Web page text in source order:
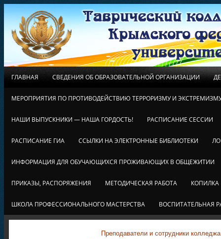
ГЛАВНАЯ СВЕДЕНИЯ ОБ ОБРАЗОВАТЕЛЬНОЙ ОРГАНИЗАЦИИ
МЕРОПРИЯТИЯ ПО ПРОТИВОДЕЙСТВИЮ ТЕРРОРИЗМУ И
НАШИ ВЫПУСКНИКИ — НАША ГОРДОСТЬ! РАСПИСАНИЕ СЕССИИ
РАСПИСАНИЕ ГИА ССЫЛКИ НА ЭЛЕКТРОННЫЕ БИБЛИОТЕКИ
ИНФОРМАЦИЯ ДЛЯ ОБУЧАЮЩИХСЯ ПРОЖИВАЮЩИХ В ОБЩЕЖИТИИ
ПРИКАЗЫ, РАСПОРЯЖЕНИЯ МЕТОДИЧЕСКАЯ РАБОТА КОПИЛКА
ШКОЛА ПРОФЕССИОНАЛЬНОГО МАСТЕРСТВА ВОСПИТАТЕЛЬНАЯ
Преподаватели и сотрудники